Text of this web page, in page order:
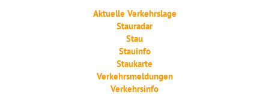
Aktuelle Verkehrslage
Stauradar
Stau
Stauinfo
Staukarte
Verkehrsmeldungen
Verkehrsinfo